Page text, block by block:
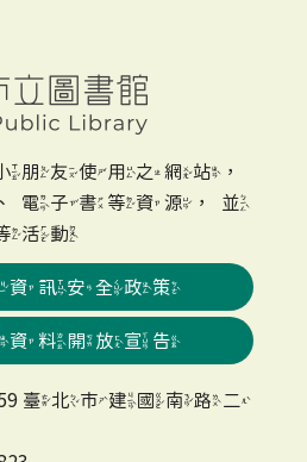
朋友使用之網站，
電子書等資源，並
活動
資訊安全政策
資料開放宣告
臺北市建國南路二